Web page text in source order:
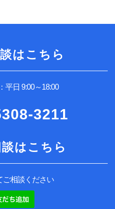
はこちら
平日 9:00～18:00
3211
はこちら
ご相談ください